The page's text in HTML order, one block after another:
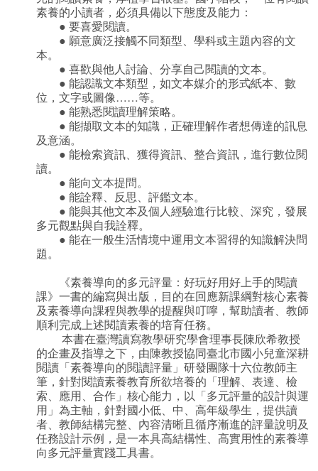
素養的小讀者，必須具備以下態度及能力：
● 要喜愛閱讀。
● 願意廣泛接觸不同類型、學科或主題內容的文
本。
● 喜歡與他人討論、分享自己閱讀的文本。
● 能認識文本類型，如文本媒介的形式∕紙本、數
位，文字或圖像……等。
● 能熟悉閱讀理解策略。
● 能擷取文本的知識，正確理解作者想傳達的訊息
及意涵。
● 能檢索資訊、獲得資訊、整合資訊，進行數位閱
讀。
● 能向文本提問。
● 能詮釋、反思、評鑑文本。
● 能與其他文本及個人經驗進行比較、深究，發展
多元觀點與自我詮釋。
● 能在一般生活情境中運用文本習得的知識解決問
題。
《素養導向的多元評量：好玩好用好上手的閱讀
課》一書的編寫與出版，目的在回應新課綱對核心素養
及素養導向課程與教學的提醒與叮嚀，幫助讀者、教師
順利完成上述閱讀素養的培育任務。
本書在臺灣讀寫教學研究學會理事長陳欣希教授
的企畫及指導之下，由陳教授協同臺北市國小兒童深耕
閱讀「素養導向的閱讀評量」研發團隊十六位教師主
筆，針對閱讀素養教育所欲培養的「理解、表達、檢
索、應用、合作」核心能力，以「多元評量的設計與運
用」為主軸，針對國小低、中、高年級學生，提供讀
者、教師結構完整、內容清晰且循序漸進的評量說明及
任務設計示例，是一本具高結構性、高實用性的素養導
向多元評量實踐工具書。